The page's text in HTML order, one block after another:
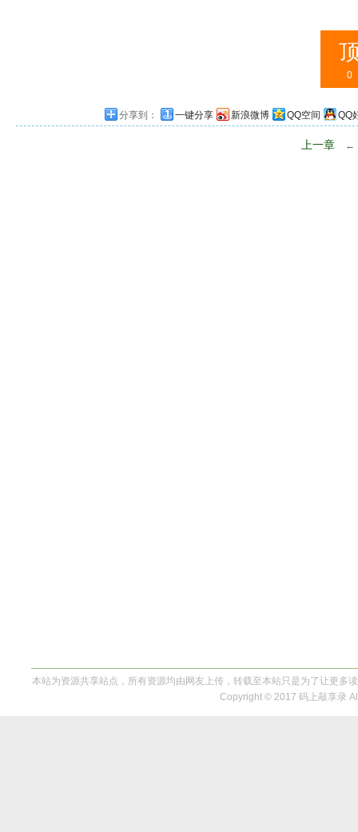
0
分享到： 一键分享 新浪微博 QQ空间 QQ
上一章 ←
本站为资源共享站点，所有资源均由网友上传，转载至本站只是为了让更多
Copyright © 2017 码上敲享录